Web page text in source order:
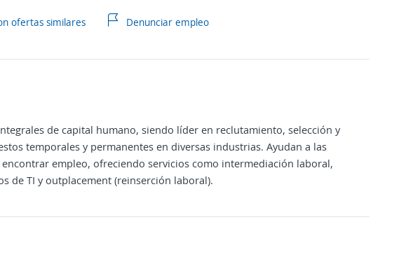
ofertas similares Denunciar empleo
de capital humano, siendo líder en reclutamiento, selección y
temporales y permanentes en diversas industrias. Ayudan a las
empleo, ofreciendo servicios como intermediación laboral,
de TI y outplacement (reinserción laboral).